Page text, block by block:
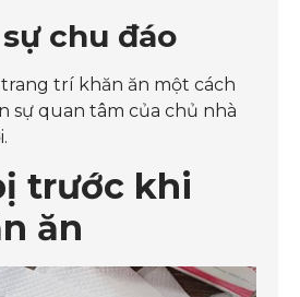
chu đáo
trí khăn ăn một cách
sự quan tâm của chủ nhà
trước khi
ăn